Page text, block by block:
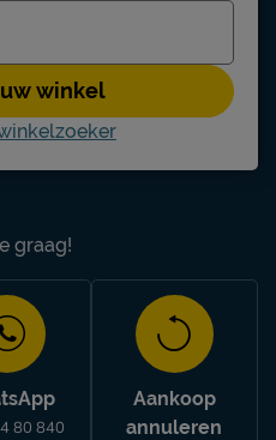
graag!
80 840
Aankoop
annuleren
winkel